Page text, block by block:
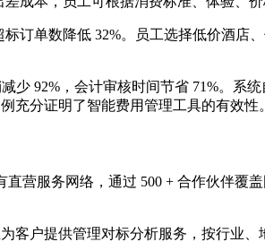
订单数降低 32%。员工选择低价酒店
92%，会计审核时间节省 71%。系
充分证明了智能费用管理工具的有效性。
营服务网络，通过 500 + 合作伙伴覆
户提供管理对标分析服务，按行业、